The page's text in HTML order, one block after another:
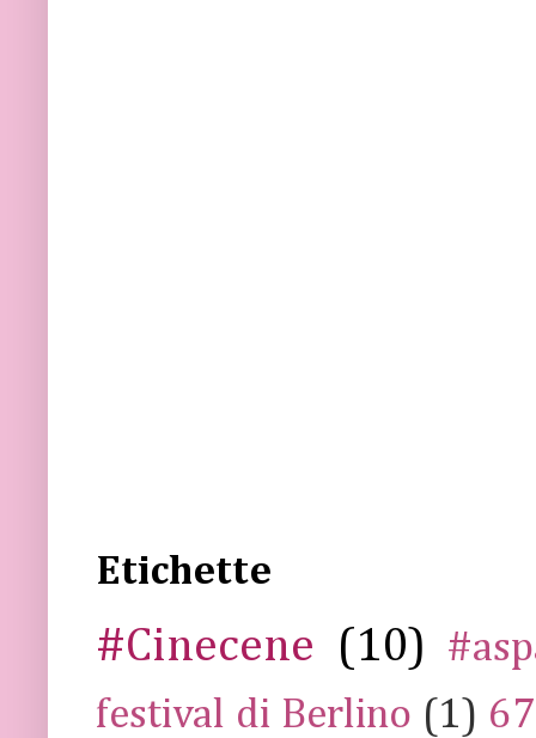
Etichette
#Cinecene (10)
festival di Berlino (1)